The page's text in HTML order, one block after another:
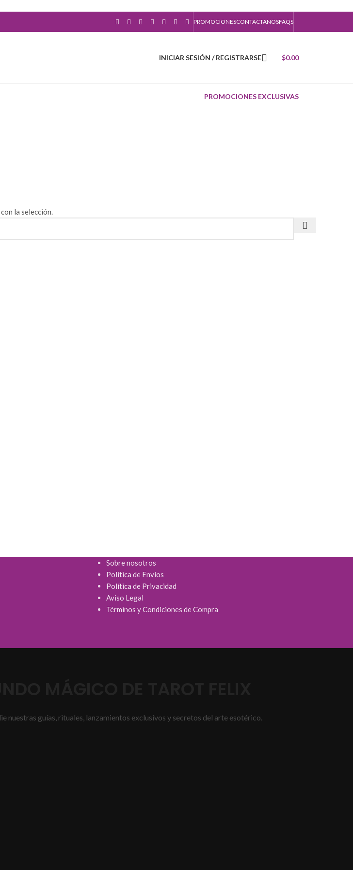
PROMOCIONESCONTACTANOSFAQS
INICIAR SESIÓN / REGISTRARSE $0.00
PROMOCIONES EXCLUSIVAS
la selección.
Sobre nosotros
Política de Envíos
Política de Privacidad
Aviso Legal
Términos y Condiciones de Compra
nuestras guías, rituales, lanzamientos exclusivos y secretos del arte esotérico.